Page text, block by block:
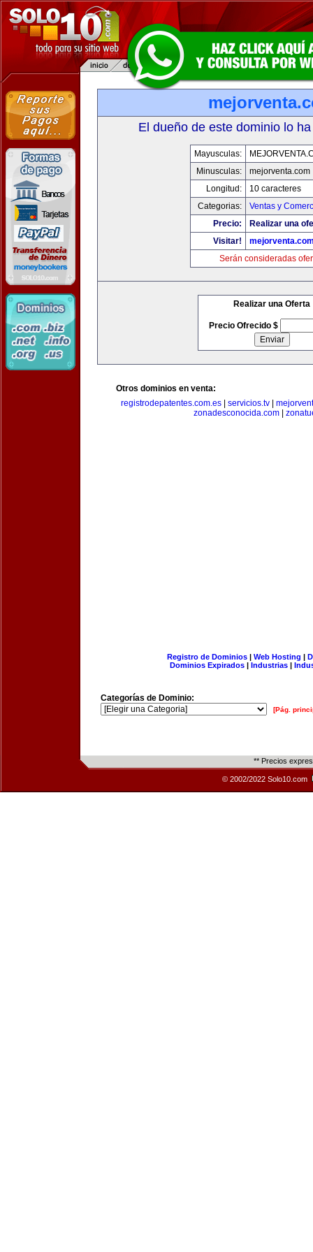
El dueño de este dominio lo
Mayusculas:
Minusculas:
mejorventa.com
Longitud:
10 caracteres
Categorias:
Ventas y
Precio:
Realizar una
Visitar!
Serán consideradas
Realizar una Oferta
Precio Ofrecido $
Otros dominios en venta:
registrodepatentes.com.es
servicios.tv
zonadesconocida.com|
Registro de Dominios| Web Hosting |
Dominios Expirados | Industrias |
Categorías de Dominio:
[Pág.
** Precios
© 2002/2022 Solo10.com